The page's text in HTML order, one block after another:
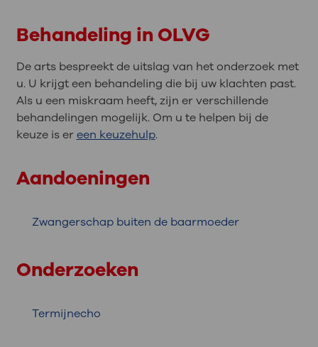
Behandeling in OLVG
De arts bespreekt de uitslag van het onderzoek met
u. U krijgt een behandeling die bij uw klachten past.
Als u een miskraam heeft, zijn er verschillende
behandelingen mogelijk. Om u te helpen bij de
keuze is ereen keuzehulp.
Aandoeningen
Zwangerschap buiten de baarmoeder
Onderzoeken
Termijnecho